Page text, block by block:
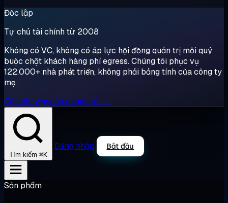
Độc lập
Tự chủ tài chính từ 2008
Không có VC, không có áp lực hội đồng quản trị mỗi quý
buộc chặt khách hàng phí egress. Chúng tôi phục vụ
122.000+ nhà phát triển, không phải bảng tính của công ty
mẹ.
Câu chuyện của chúng tôi →
Tìm kiếm ⌘K
Đăng nhập Bắt đầu
Sản phẩm